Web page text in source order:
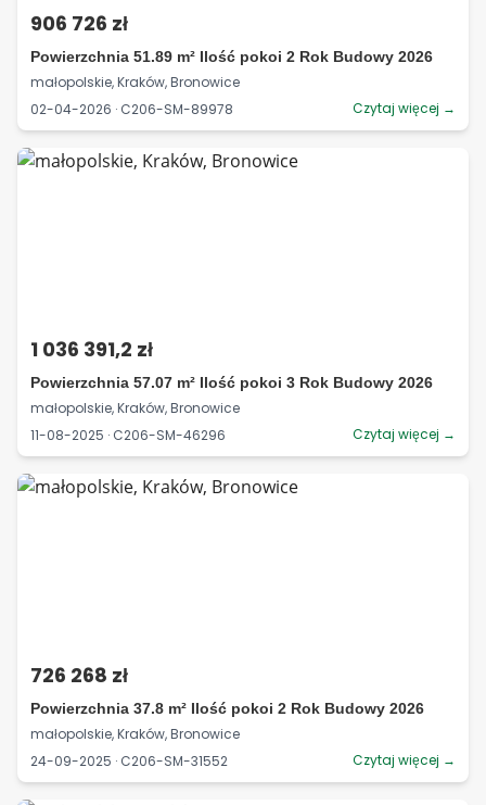
906 726 zł
Powierzchnia 51.89 m² Ilość pokoi 2 Rok Budowy 2026
małopolskie, Kraków, Bronowice
02-04-2026 · C206-SM-89978
Czytaj więcej →
1 036 391,2 zł
Powierzchnia 57.07 m² Ilość pokoi 3 Rok Budowy 2026
małopolskie, Kraków, Bronowice
11-08-2025 · C206-SM-46296
Czytaj więcej →
726 268 zł
Powierzchnia 37.8 m² Ilość pokoi 2 Rok Budowy 2026
małopolskie, Kraków, Bronowice
24-09-2025 · C206-SM-31552
Czytaj więcej →